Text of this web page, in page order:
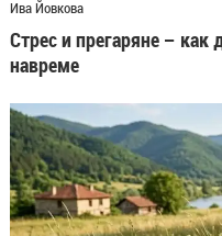
Ива Йовкова
Стрес и прегаряне – как
навреме